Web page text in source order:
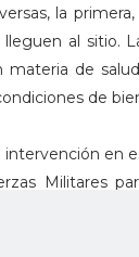
la
al sitio.
de
de
en
Militares